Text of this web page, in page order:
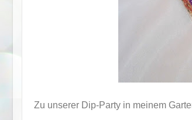
Zu unserer Dip-Party in meinem